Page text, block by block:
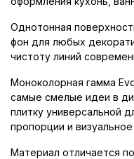
Однотонная
фон для любых
чистоту линий
Моноколорная гамма
самые смелые идеи в
плитку универсальной
пропорции и
Материал отличается